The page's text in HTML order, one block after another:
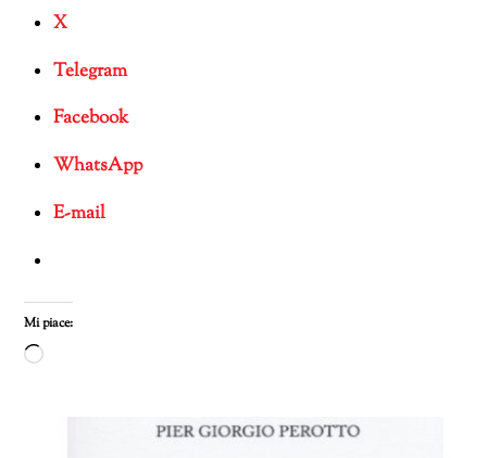
X
Telegram
Facebook
WhatsApp
E-mail
Mi piace:
Caricamento